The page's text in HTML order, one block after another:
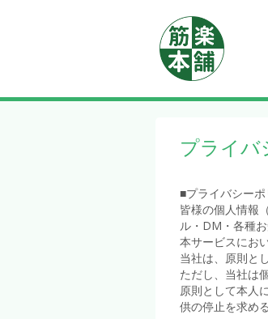
プライバ
■プライバシー
皆様の個人情報
ル・DM・各種
本サービスにお
当社は、原則と
ただし、当社は
原則として本人
供の停止を求め